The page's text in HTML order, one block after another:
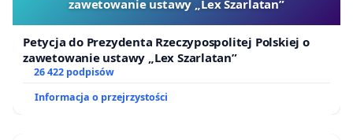
zawetowanie ustawy „Lex Szarlatan”
Petycja do Prezydenta Rzeczypospolitej Polskiej o
zawetowanie ustawy „Lex Szarlatan”
26 422 podpisów
Informacja o przejrzystości